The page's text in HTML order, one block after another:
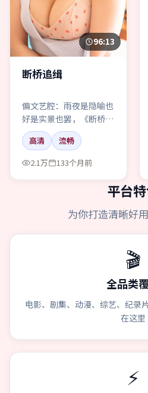
96:13
断桥追缉
偏文艺腔：雨夜是隐喻也
好是实景也罢，《断桥追
缉》把动漫拍成一封迟到
的道歉信。
高清
流畅
2.1万
133个月前
平台
为你打造清晰好
🎬
全品类
电影、剧集、动漫、综艺、纪录
在这里
⚡